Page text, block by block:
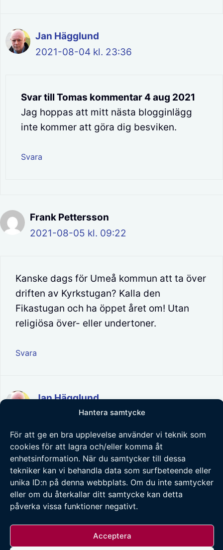
Hantera samtycke
För att ge en bra upplevelse använder vi teknik som
cookies för att lagra och/eller komma åt
enhetsinformation. När du samtycker till dessa
tekniker kan vi behandla data som surfbeteende eller
unika ID:n på denna webbplats. Om du inte samtycker
eller om du återkallar ditt samtycke kan detta
påverka vissa funktioner negativt.
Acceptera
Jan Hägglund
2021-08-04 kl. 23:36
Svar till Tomas kommentar 4 aug 2021
Jag hoppas att mitt nästa blogginlägg
inte kommer att göra dig besviken.
Svara
Frank Pettersson
2021-08-05 kl. 09:22
Kanske dags för Umeå kommun att ta över
driften av Kyrkstugan? Kalla den
Fikastugan och ha öppet året om! Utan
religiösa över- eller undertoner.
Svara
Jan Hägglund
2021-08-05 kl. 11:32
Svar till Frank Petterssons kommentar 5
aug 2021
Vi får vänta och se ifall det finns andra
som sätter TRON före ORGANISATIONEN
tillrätta – och få dem att följa lagar